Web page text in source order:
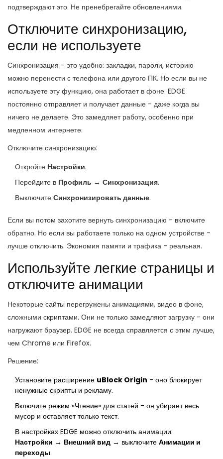
подтверждают это. Не пренебрегайте обновлениями.
Отключите синхронизацию,
если не используете
Синхронизация - это удобно: закладки, пароли, историю
можно перенести с телефона или другого ПК. Но если вы не
используете эту функцию, она работает в фоне. EDGE
постоянно отправляет и получает данные - даже когда вы
ничего не делаете. Это замедляет работу, особенно при
медленном интернете.
Отключите синхронизацию:
Откройте Настройки.
Перейдите в Профиль → Синхронизация.
Выключите Синхронизировать данные.
Если вы потом захотите вернуть синхронизацию - включите
обратно. Но если вы работаете только на одном устройстве -
лучше отключить. Экономия памяти и трафика - реальная.
Используйте легкие страницы и
отключите анимации
Некоторые сайты перегружены анимациями, видео в фоне,
сложными скриптами. Они не только замедляют загрузку - они
нагружают браузер. EDGE не всегда справляется с этим лучше,
чем Chrome или Firefox.
Решение:
Установите расширение uBlock Origin - оно блокирует
ненужные скрипты и рекламу.
Включите режим «Чтение» для статей - он убирает весь
мусор и оставляет только текст.
В настройках EDGE можно отключить анимации:
Настройки → Внешний вид → выключите Анимации и
переходы.